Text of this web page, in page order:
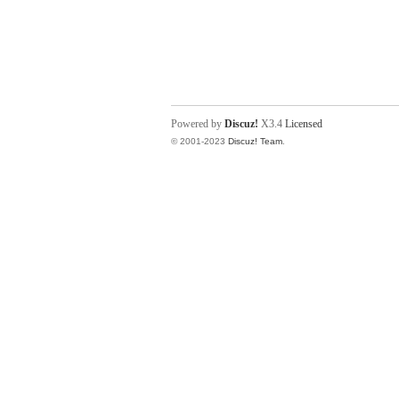
Powered by Discuz! X3.4 Licensed
© 2001-2023 Discuz! Team